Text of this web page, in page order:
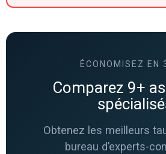
ÉCONOMISEZ EN
Comparez 9+
Obtenez les meilleurs
bureau d’experts-